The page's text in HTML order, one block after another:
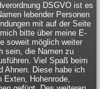
DSGVO ist es
lebender Personen
mit auf der Seite
bitte über meine E-
soweit möglich weiter
sein, die Namen zu
Viel Spaß beim
Ahnen. Diese habe ich
Exten, Hohenrode,